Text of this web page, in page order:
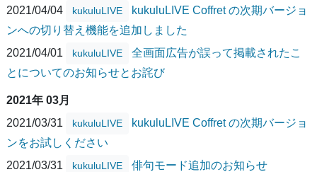
2021/04/04
kukuluLIVE
kukuluLIVE Coffret の次期バージョ
ンへの切り替え機能を追加しました
2021/04/01
kukuluLIVE
全画面広告が誤って掲載されたこ
とについてのお知らせとお詫び
2021年 03月
2021/03/31
kukuluLIVE
kukuluLIVE Coffret の次期バージョ
ンをお試しください
2021/03/31
kukuluLIVE 俳句モード追加のお知らせ